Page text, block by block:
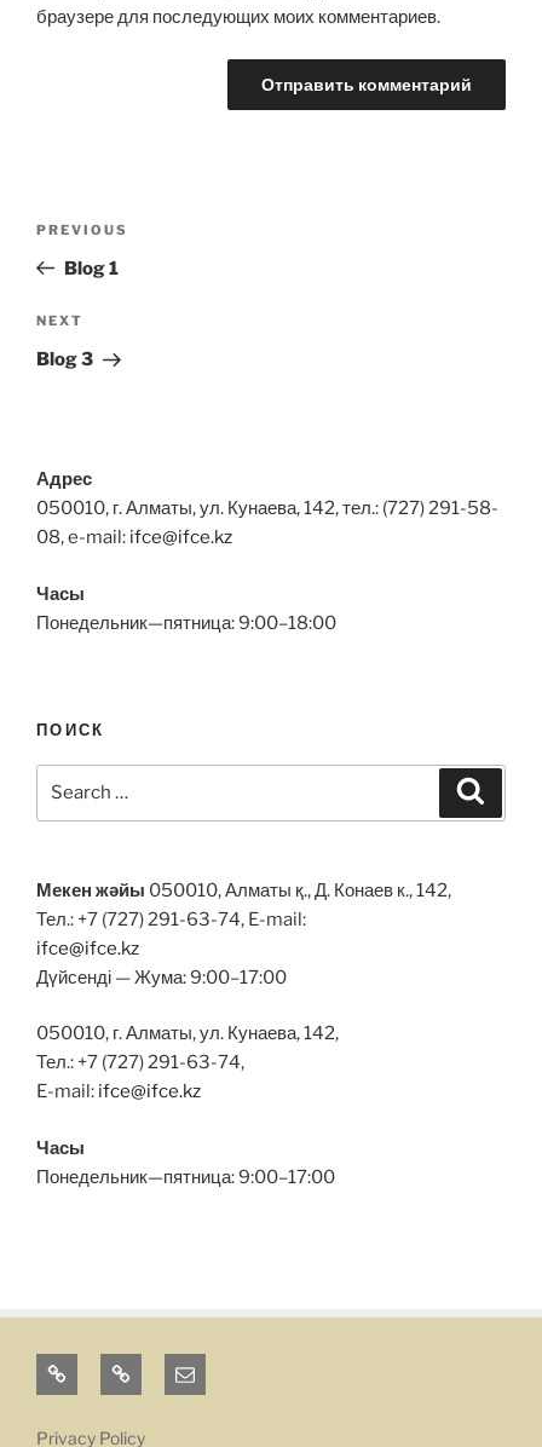
браузере для последующих моих комментариев.
записям
Previous
Post
PREVIOUS
Blog 1
Next
Post
NEXT
Blog 3
Адрес
050010, г. Алматы, ул. Кунаева, 142, тел.: (727) 291-58-
08, e-mail: ifce@ifce.kz
Часы
Понедельник—пятница: 9:00–18:00
ПОИСК
Мекен жәйы 050010, Алматы қ., Д. Конаев к., 142,
Тел.: +7 (727) 291-63-74, E-mail:
ifce@ifce.kz
Дүйсенді — Жума: 9:00–17:00
050010, г. Алматы, ул. Кунаева, 142,
Тел.: +7 (727) 291-63-74,
E-mail: ifce@ifce.kz
Часы
Понедельник—пятница: 9:00–17:00
FARABI
UNIVERSITY
KBTU Email
Privacy Policy